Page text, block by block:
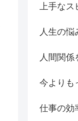
上手なス
人生の悩
人間関係
今よりも
仕事の効